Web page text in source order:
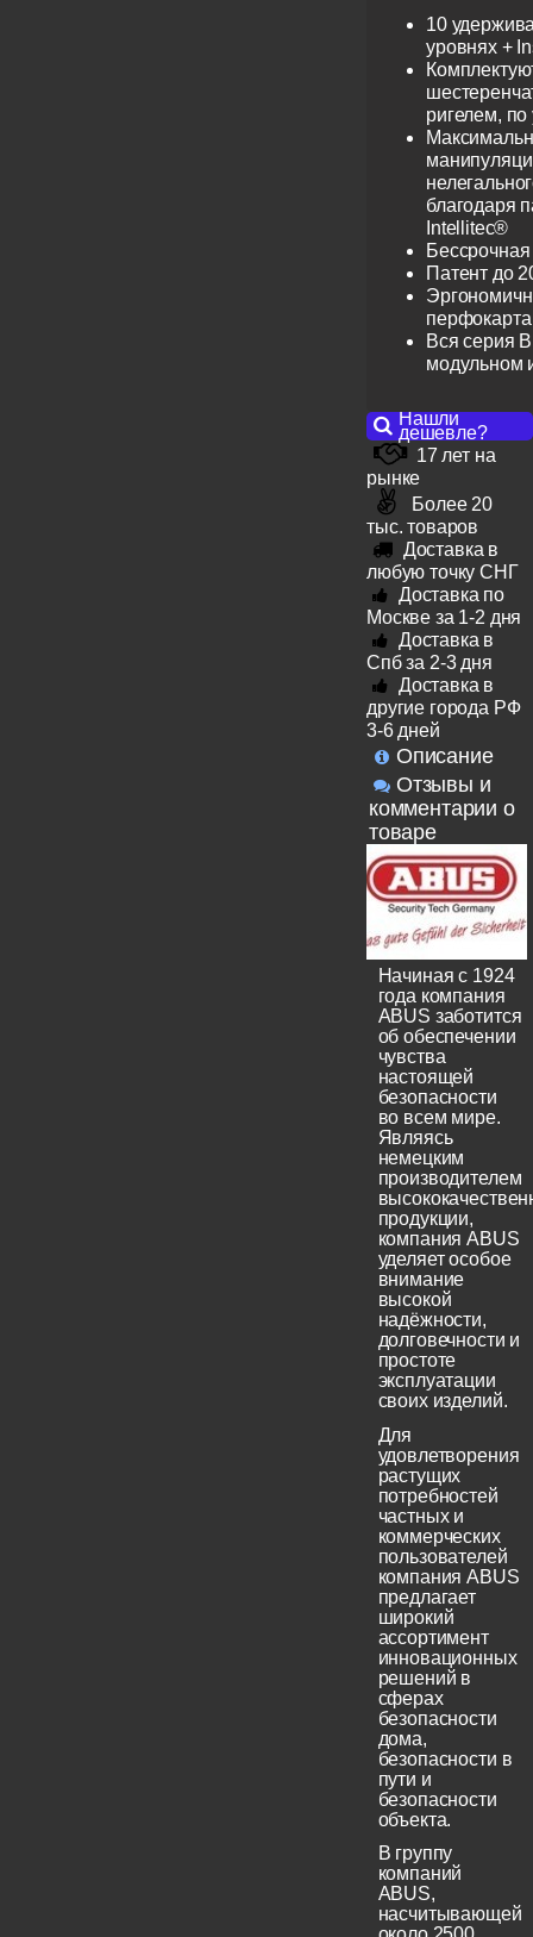
10
уровнях +
ригелем,
благодаря
Intellitec®
Патент до
перфокарта
Вся серия
модульном
Нашли
дешевле?
17 лет на
рынке
Более 20
тыс. товаров
Доставка в
любую точку СНГ
Доставка по
Москве за 1-2 дня
Доставка в
Спб за 2-3 дня
Доставка в
другие города РФ
3-6 дней
Описание
Отзывы и
комментарии о
товаре
Начиная с 1924
года компания
ABUS заботится
об обеспечении
чувства
настоящей
безопасности
во всем мире.
Являясь
немецким
производителем
продукции,
компания ABUS
уделяет особое
внимание
высокой
надёжности,
долговечности и
простоте
эксплуатации
своих изделий.
Для
удовлетворения
растущих
потребностей
частных и
коммерческих
пользователей
компания ABUS
предлагает
широкий
ассортимент
инновационных
решений в
сферах
безопасности
дома,
безопасности в
пути и
безопасности
объекта.
В группу
компаний
ABUS,
насчитывающей